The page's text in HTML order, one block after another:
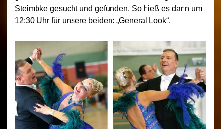
Steimbke gesucht und gefunden. So hieß es dann um
12:30 Uhr für unsere beiden: „General Look“.